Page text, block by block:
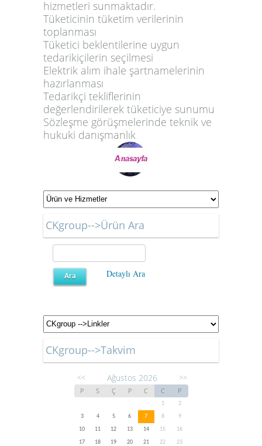
hizmetleri sunmaktadır.
Tüketicinin tüketim verilerinin
toplanması
Tüketici beklentilerine uygun
tedarikiçilerin seçilmesi
Elektrik alım ihale şartnamelerinin
hazırlanması
Tedarikçi tekliflerinin
değerlendirilerek tüketiciye sunumu
Sözleşme görüşmelerinde teknik ve
hukuki danışmanlık
CKgroup-->Ürün Ara
Detaylı Ara
CKgroup-->Takvim
<< Ağustos 2026 >>
P S Ç P C C P
1
2
3
4 5 6 7 8
9
10
11 12 13 14 15
16
17
18 19 20 21 22
23